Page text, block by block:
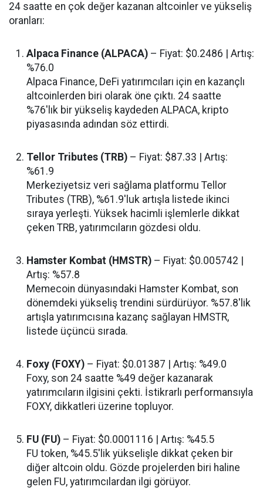
24 saatte en çok değer kazanan altcoinler ve yükseliş
oranları:
Alpaca Finance (ALPACA) – Fiyat: $0.2486 | Artış:
%76.0
Alpaca Finance, DeFi yatırımcıları için en kazançlı
altcoinlerden biri olarak öne çıktı. 24 saatte
%76'lık bir yükseliş kaydeden ALPACA, kripto
piyasasında adından söz ettirdi.
Tellor Tributes (TRB) – Fiyat: $87.33 | Artış:
%61.9
Merkeziyetsiz veri sağlama platformu Tellor
Tributes (TRB), %61.9'luk artışla listede ikinci
sıraya yerleşti. Yüksek hacimli işlemlerle dikkat
çeken TRB, yatırımcıların gözdesi oldu.
Hamster Kombat (HMSTR) – Fiyat: $0.005742 |
Artış: %57.8
Memecoin dünyasındaki Hamster Kombat, son
dönemdeki yükseliş trendini sürdürüyor. %57.8'lik
artışla yatırımcısına kazanç sağlayan HMSTR,
listede üçüncü sırada.
Foxy (FOXY) – Fiyat: $0.01387 | Artış: %49.0
Foxy, son 24 saatte %49 değer kazanarak
yatırımcıların ilgisini çekti. İstikrarlı performansıyla
FOXY, dikkatleri üzerine topluyor.
FU (FU) – Fiyat: $0.0001116 | Artış: %45.5
FU token, %45.5'lik yükselişle dikkat çeken bir
diğer altcoin oldu. Gözde projelerden biri haline
gelen FU, yatırımcılardan ilgi görüyor.